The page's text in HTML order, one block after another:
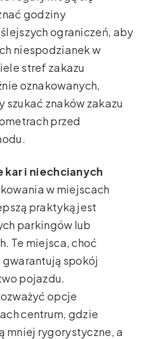
godziny
ograniczeń, aby
niespodzianek w
stref zakazu
oznakowanych,
szukać znaków zakazu
przed
kar i niechcianych
w miejscach
praktyką jest
parkingów lub
Te miejsca, choć
gwarantują spokój
pojazdu.
opcje
centrum, gdzie
mniej rygorystyczne, a